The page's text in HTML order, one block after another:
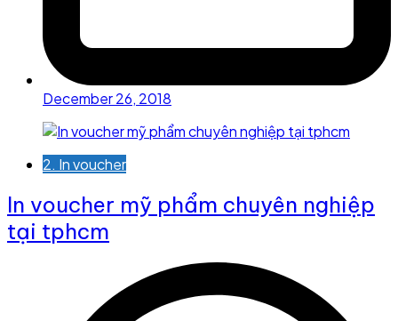
December 26, 2018
2. In voucher
In voucher mỹ phẩm chuyên nghiệp
tại tphcm